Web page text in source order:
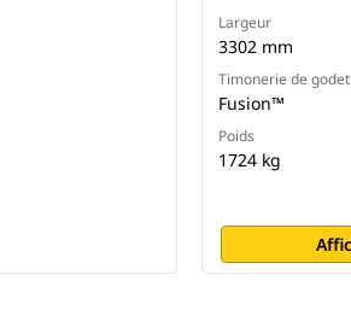
Largeur
3302 mm
Timonerie de godet
Fusion™
Poids
1724 kg